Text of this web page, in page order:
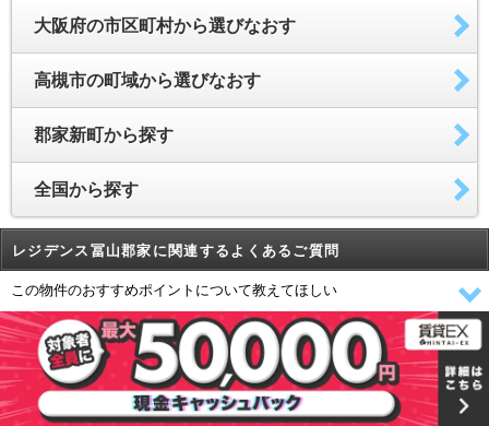
大阪府の市区町村から選びなおす
高槻市の町域から選びなおす
郡家新町から探す
全国から探す
レジデンス冨山郡家に関連するよくあるご質問
この物件のおすすめポイントについて教えてほしい